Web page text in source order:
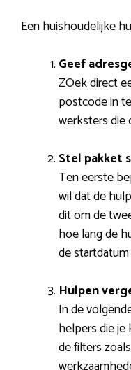
Een huishoudelijke
Geef
ZOek direct
postcode in
werksters die
Stel pakket
Ten eerste
wil dat de
dit om de
hoe lang de
de
Hulpen
In de
helpers die je
de filters